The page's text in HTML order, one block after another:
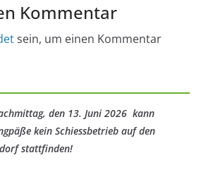
Kommentar
sein, um einen Kommentar
den 13. Juni 2026 kann
kein Schiessbetrieb auf den
stattfinden!